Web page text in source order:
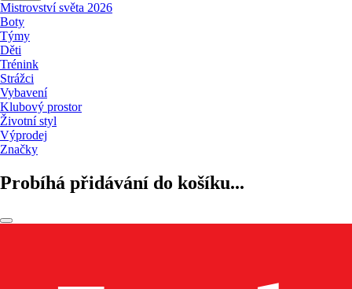
Mistrovství světa 2026
Boty
Týmy
Děti
Trénink
Strážci
Vybavení
Klubový prostor
Životní styl
Výprodej
Značky
Probíhá přidávání do košíku...